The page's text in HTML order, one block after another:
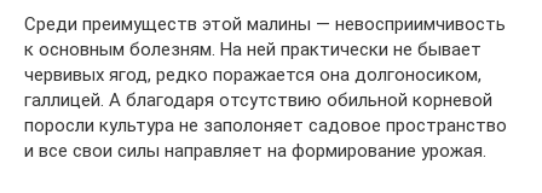
Среди преимуществ этой малины — невосприимчивость
к основным болезням. На ней практически не бывает
червивых ягод, редко поражается она долгоносиком,
галлицей. А благодаря отсутствию обильной корневой
поросли культура не заполоняет садовое пространство
и все свои силы направляет на формирование урожая.